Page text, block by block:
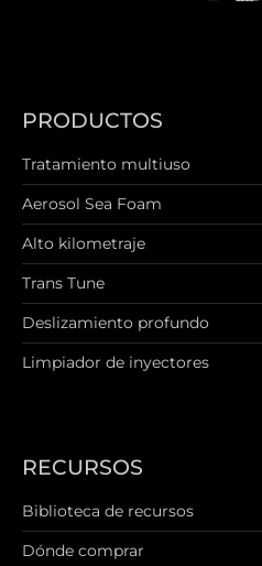
PRODUCTOS
Tratamiento multiuso
Aerosol Sea Foam
Alto kilometraje
Trans Tune
Deslizamiento profundo
Limpiador de inyectores
RECURSOS
Biblioteca de recursos
Dónde comprar